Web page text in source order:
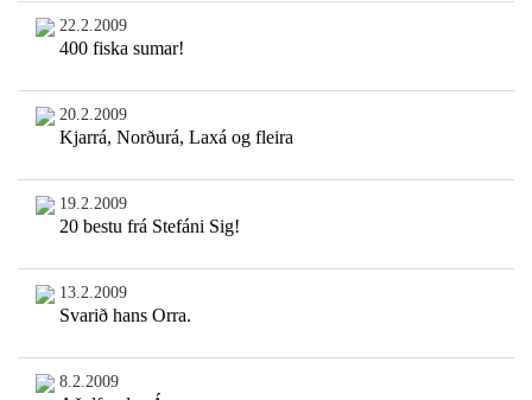
22.2.2009
400 fiska sumar!
20.2.2009
Kjarrá, Norðurá, Laxá og fleira
19.2.2009
20 bestu frá Stefáni Sig!
13.2.2009
Svarið hans Orra.
8.2.2009